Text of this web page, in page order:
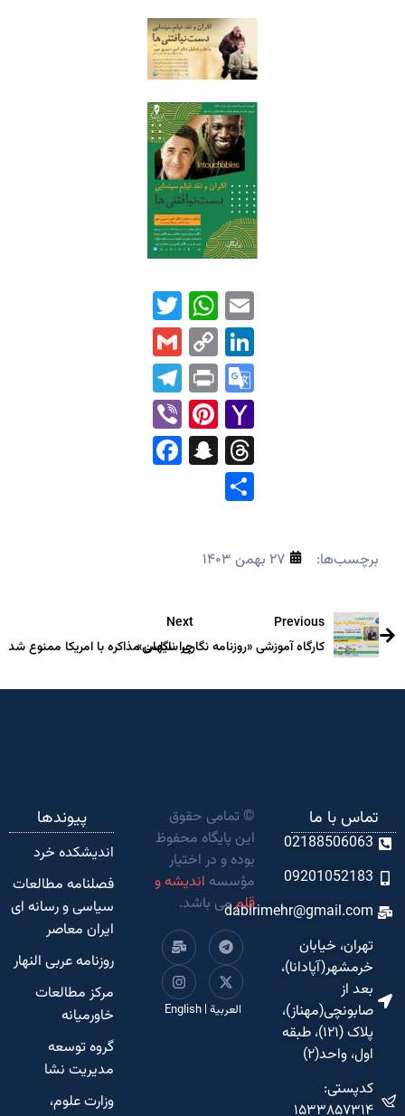
Email
WhatsApp
Twitter
LinkedIn
Copy
Link
Gmail
Google
Translate
Print
Telegram
Yahoo
Mail
Pinterest
Viber
Threads
Snapchat
Facebook
Share
برچسب‌ها: ۲۷ بهمن ۱۴۰۳
Previous
کارگاه آموزشی «روزنامه نگاری سیاسی»
Next
چرا ناگهان مذاکره با امریکا ممنوع شد؟
تماس با ما
02188506063
09201052183
dabirimehr@gmail.com
تهران، خیابان
خرمشهر(آپادانا)،
بعد از
صابونچی(مهناز)،
پلاک (۱۲۱)، طبقه
اول، واحد(۲)
کدپستی:
۱۵۳۳۸۵۷۳۱۴
© تمامی حقوق
این پایگاه محفوظ
بوده و در اختیار
مؤسسه اندیشه و
قلممی باشد.
العربية|
English
پیوندها
اندیشکده‌ خرد
فصلنامه مطالعات
سیاسی و رسانه ای
ایران معاصر
روزنامه عربی النهار
مرکز مطالعات
خاورمیانه
گروه توسعه
مدیریت نشا
وزارت علوم،